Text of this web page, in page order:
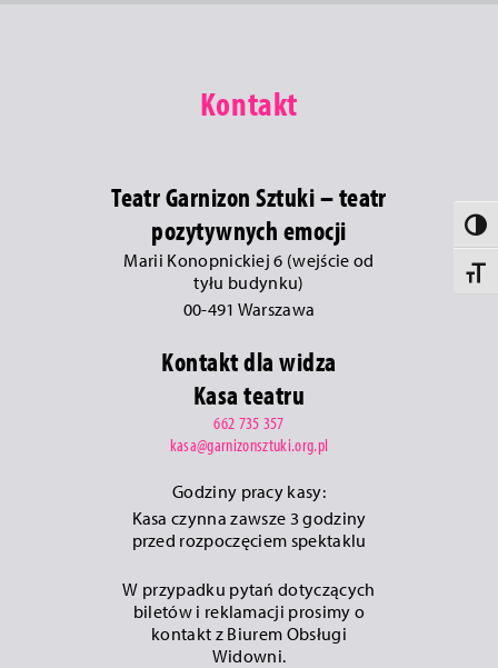
Kontakt
Teatr Garnizon Sztuki – teatr
pozytywnych emocji
Marii Konopnickiej 6 (wejście od
tyłu budynku)
00-491 Warszawa
Kontakt dla widza
Kasa teatru
662 735 357
kasa@garnizonsztuki.org.pl
Godziny pracy kasy:
Kasa czynna zawsze 3 godziny
przed rozpoczęciem spektaklu
W przypadku pytań dotyczących
biletów i reklamacji prosimy o
kontakt z Biurem Obsługi
Widowni.